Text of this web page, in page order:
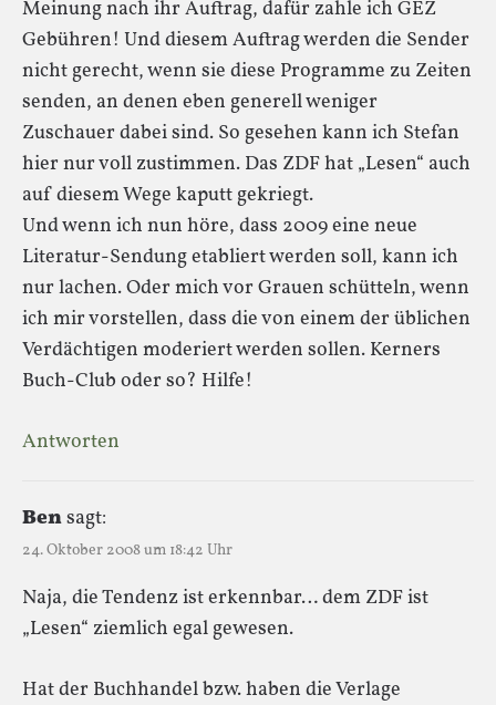
Meinung nach ihr Auftrag, dafür zahle ich GEZ
Gebühren! Und diesem Auftrag werden die Sender
nicht gerecht, wenn sie diese Programme zu Zeiten
senden, an denen eben generell weniger
Zuschauer dabei sind. So gesehen kann ich Stefan
hier nur voll zustimmen. Das ZDF hat „Lesen“ auch
auf diesem Wege kaputt gekriegt.
Und wenn ich nun höre, dass 2009 eine neue
Literatur-Sendung etabliert werden soll, kann ich
nur lachen. Oder mich vor Grauen schütteln, wenn
ich mir vorstellen, dass die von einem der üblichen
Verdächtigen moderiert werden sollen. Kerners
Buch-Club oder so? Hilfe!
Antworten
Bensagt:
24. Oktober 2008 um 18:42 Uhr
Naja, die Tendenz ist erkennbar… dem ZDF ist
„Lesen“ ziemlich egal gewesen.
Hat der Buchhandel bzw. haben die Verlage